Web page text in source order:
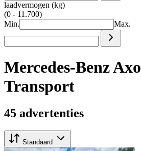
laadvermogen (kg)
(0 - 11.700)
Min.
Max.
Mercedes-Benz
Transport
45 advertenties
Standaard